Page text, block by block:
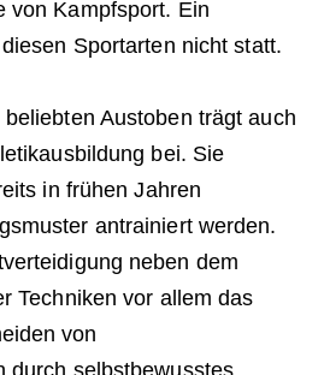
von Kampfsport. Ein
Sportarten nicht statt.
Austoben trägt auch
bei. Sie
in frühen Jahren
antrainiert werden.
neben dem
Techniken vor allem das
von